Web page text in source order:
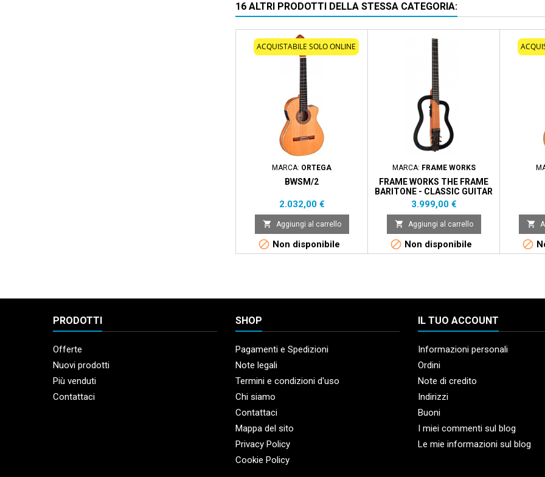
16 ALTRI PRODOTTI DELLA STESSA CATEGORIA:
ACQUISTABILE SOLO ONLINE
MARCA: ORTEGA
BWSM/2
Prezzo
2.032,00 €
 Aggiungi al carrello
 Non disponibile
MARCA: FRAME WORKS
FRAME WORKS THE FRAME
BARITONE - CLASSIC GUITAR
Prezzo
3.999,00 €
 Aggiungi al carrello
 Non disponibile


PRODOTTI
Offerte
Nuovi prodotti
Più venduti
Contattaci
SHOP
Pagamenti e Spedizioni
Note legali
Termini e condizioni d'uso
Chi siamo
Contattaci
Mappa del sito
Privacy Policy
Cookie Policy
IL TUO ACCOUNT
Informazioni personali
Ordini
Note di credito
Indirizzi
Buoni
I miei commenti sul blog
Le mie informazioni sul blog